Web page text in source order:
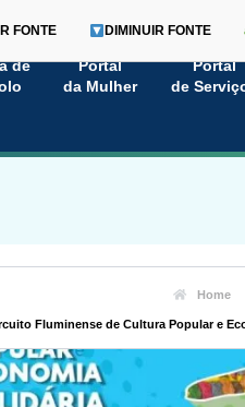
de
Portal
da Mulher
Portal
de
FONTE DIMINUIR FONTE
Home
Fluminense de Cultura Popular e